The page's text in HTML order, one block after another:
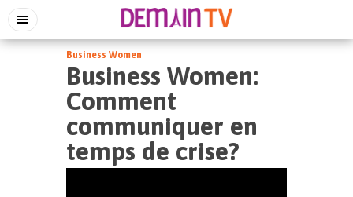
Business Women
Business Women:
Comment
communiquer en
temps de crise?